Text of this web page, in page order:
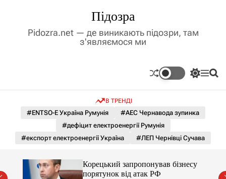
Підозра
Pidozra.net — де виникають підозри, там
з'являємося ми
П
м
и
а
о
М П
В ТРЕНДІ
#ENTSO-E Україна Румунія
#АЕС Чернавода зупинка
#дефіцит електроенергії Румунія
#експорт електроенергії Україна
#ЛЕП Чернівці Сучава
Корецький запропонував бізнесу
порятунок від атак РФ